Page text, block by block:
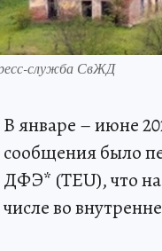
служба СвЖД
В январе – июне
сообщения было
ДФЭ* (TEU), что
числе во